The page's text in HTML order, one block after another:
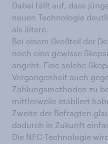
Dabei fällt auf, dass
neuen Technologie
als ältere.
Bei einem Großteil der
noch eine gewisse
angeht. Eine solche
Vergangenheit auch
Zahlungsmethoden zu
mittlerweile etabliert
Zweite der Befragten
dadurch in Zukunft
Die NFC-Technologie